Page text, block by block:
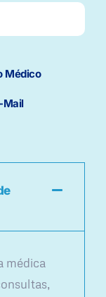
Médico
Mail
médica